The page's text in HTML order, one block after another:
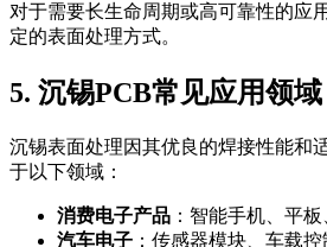
对于需要长生命周期或高可靠性的应
定的表面处理方式。
5. 沉锡PCB常见应用领域
沉锡表面处理因其优良的焊接性能和
于以下领域：
消费电子产品 ：智能手机、平
汽车电子 ：传感器模块、车载控